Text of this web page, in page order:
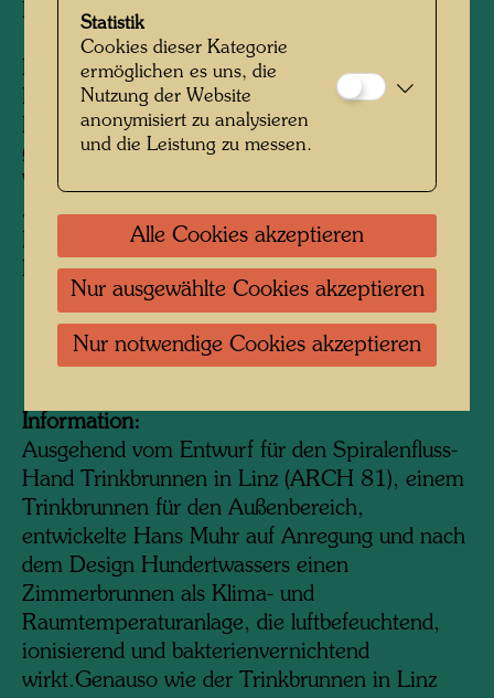
Private collection, Vienna
III
Execution: Hans Muhr, sculptor
Pedestal height: c. 35 cm
Ø: c. 50 cm
Weight: c. 60 kg
35 % of the size of the drinking fountain in
Linz
Private collection, Vienna
1994
Information:
Ausgehend vom Entwurf für den Spiralenfluss-
Hand Trinkbrunnen in Linz (ARCH 81), einem
Trinkbrunnen für den Außenbereich,
entwickelte Hans Muhr auf Anregung und nach
dem Design Hundertwassers einen
Zimmerbrunnen als Klima- und
Raumtemperaturanlage, die luftbefeuchtend,
ionisierend und bakterienvernichtend
wirkt.Genauso wie der Trinkbrunnen in Linz
Statistik
Cookies dieser Kategorie
ermöglichen es uns, die
Nutzung der Website
anonymisiert zu analysieren
und die Leistung zu messen.
Alle Cookies akzeptieren
Nur ausgewählte Cookies akzeptieren
Nur notwendige Cookies akzeptieren